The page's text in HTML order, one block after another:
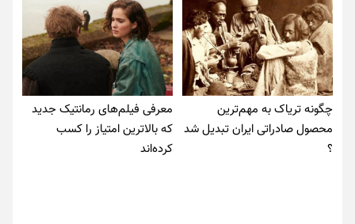
چگونه تریاک به مهم‌ترین
محصول صادراتی ایران تبدیل شد
؟
معرفی فیلم‌های رمانتیک جدید
که بالاترین امتیاز را کسب
کرده‌اند